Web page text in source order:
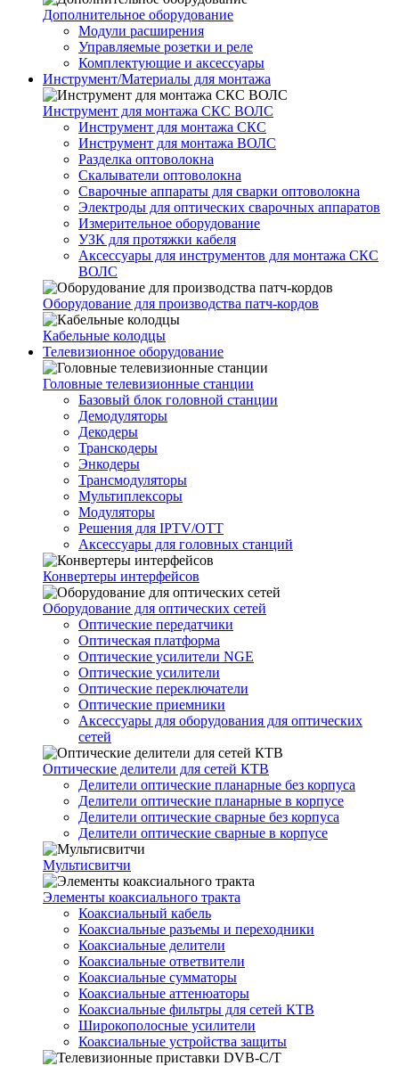
Дополнительное оборудование
Модули расширения
Управляемые розетки и реле
Комплектующие и аксессуары
Инструмент/Материалы для монтажа
Инструмент для монтажа СКС ВОЛС
Инструмент для монтажа СКС
Инструмент для монтажа ВОЛС
Разделка оптоволокна
Скалыватели оптоволокна
Сварочные аппараты для сварки оптоволокна
Электроды для оптических сварочных аппаратов
Измерительное оборудование
УЗК для протяжки кабеля
Аксессуары для инструментов для монтажа СКС
ВОЛС
Оборудование для производства патч-кордов
Кабельные колодцы
Телевизионное оборудование
Головные телевизионные станции
Базовый блок головной станции
Демодуляторы
Декодеры
Транскодеры
Энкодеры
Трансмодуляторы
Мультиплексоры
Модуляторы
Решения для IPTV/OTT
Аксессуары для головных станций
Конвертеры интерфейсов
Оборудование для оптических сетей
Оптические передатчики
Оптическая платформа
Оптические усилители NGE
Оптические усилители
Оптические переключатели
Оптические приемники
Аксессуары для оборудования для оптических
сетей
Оптические делители для сетей КТВ
Делители оптические планарные без корпуса
Делители оптические планарные в корпусе
Делители оптические сварные без корпуса
Делители оптические сварные в корпусе
Мультисвитчи
Элементы коаксиального тракта
Коаксиальный кабель
Коаксиальные разъемы и переходники
Коаксиальные делители
Коаксиальные ответвители
Коаксиальные сумматоры
Коаксиальные аттенюаторы
Коаксиальные фильтры для сетей КТВ
Широкополосные усилители
Коаксиальные устройства защиты